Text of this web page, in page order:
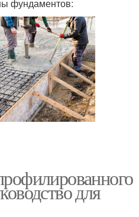
фундаментов:
для